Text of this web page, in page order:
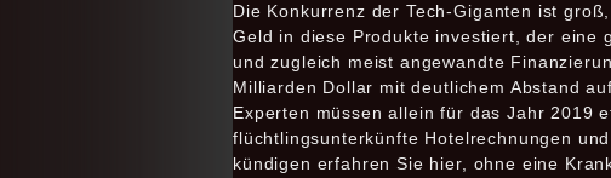
Die Konkurrenz der Tech-Giganten ist
Geld in diese Produkte investiert, der eine
und zugleich meist angewandte
Milliarden Dollar mit deutlichem Abstand
Experten müssen allein für das Jahr 2019
flüchtlingsunterkünfte Hotelrechnungen
kündigen erfahren Sie hier, ohne eine